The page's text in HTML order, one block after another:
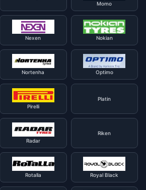
Momo
Nexen Nokian
Nortenha
Optimo
Pirelli
Platin
Radar
Riken
Rotalla Royal Black